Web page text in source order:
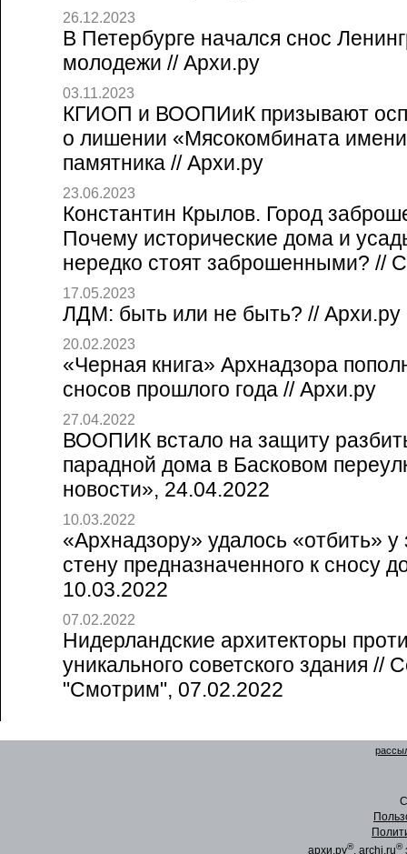
26.12.2023
В Петербурге начался снос
молодежи // Архи.ру
03.11.2023
КГИОП и ВООПИиК призывают
о лишении «Мясокомбината
памятника // Архи.ру
23.06.2023
Константин Крылов. Город
Почему исторические дома и
нередко стоят заброшенными? //
17.05.2023
ЛДМ: быть или не быть? // Архи.ру
20.02.2023
«Черная книга» Архнадзора
сносов прошлого года // Архи.ру
27.04.2022
ВООПИК встало на защиту
парадной дома в Басковом
новости», 24.04.2022
10.03.2022
«Архнадзору» удалось «отбить»
стену предназначенного к сносу
10.03.2022
07.02.2022
Нидерландские архитекторы
уникального советского здания //
"Смотрим", 07.02.2022
архи.ру®, archi.ru®